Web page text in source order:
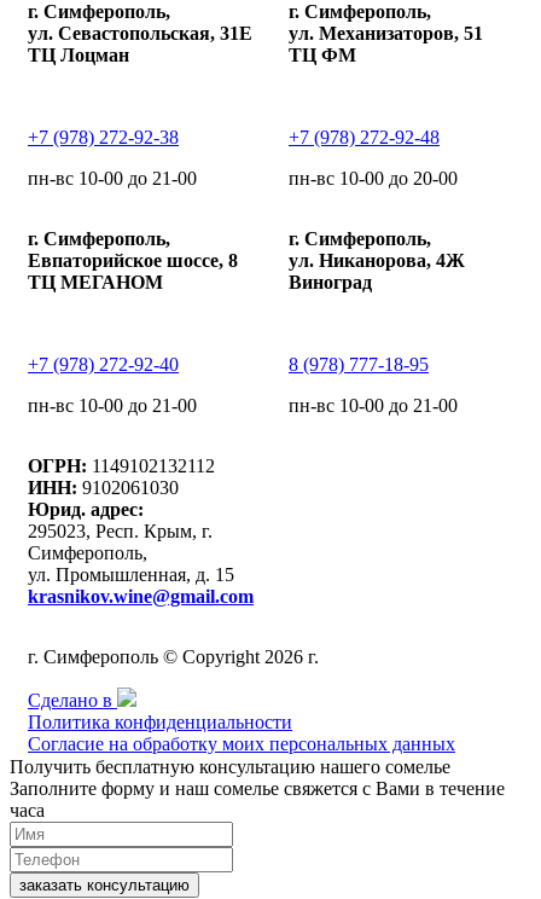
г. Симферополь,
ул. Севастопольская, 31Е
ТЦ Лоцман
+7 (978) 272-92-38
пн-вс 10-00 до 21-00
г. Симферополь,
ул. Механизаторов, 51
ТЦ ФМ
+7 (978) 272-92-48
пн-вс 10-00 до 20-00
г. Симферополь,
Евпаторийское шоссе, 8
ТЦ МЕГАНОМ
+7 (978) 272-92-40
пн-вс 10-00 до 21-00
г. Симферополь,
ул. Никанорова, 4Ж
Виноград
8 (978) 777-18-95
пн-вс 10-00 до 21-00
ОГРН: 1149102132112
ИНН: 9102061030
Юрид. адрес:
295023, Респ. Крым, г.
Симферополь,
ул. Промышленная, д. 15
krasnikov.wine@gmail.com
г. Симферополь © Copyright 2026 г.
Сделано в
Политика конфиденциальности
Согласие на обработку моих персональных данных
Получить бесплатную консультацию нашего сомелье
Заполните форму и наш сомелье свяжется с Вами в течение
часа
заказать консультацию